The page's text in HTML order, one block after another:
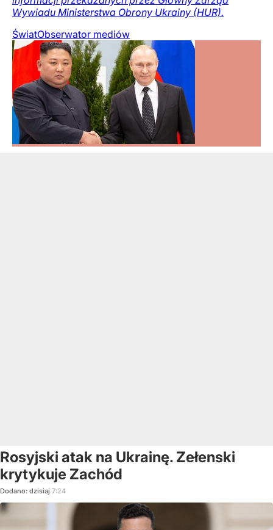
Wywiadu Ministerstwa Obrony Ukrainy (HUR).
ŚwiatObserwator mediów
Rosyjski atak na Ukrainę. Zełenski
krytykuje Zachód
Dodano: dzisiaj 7:24